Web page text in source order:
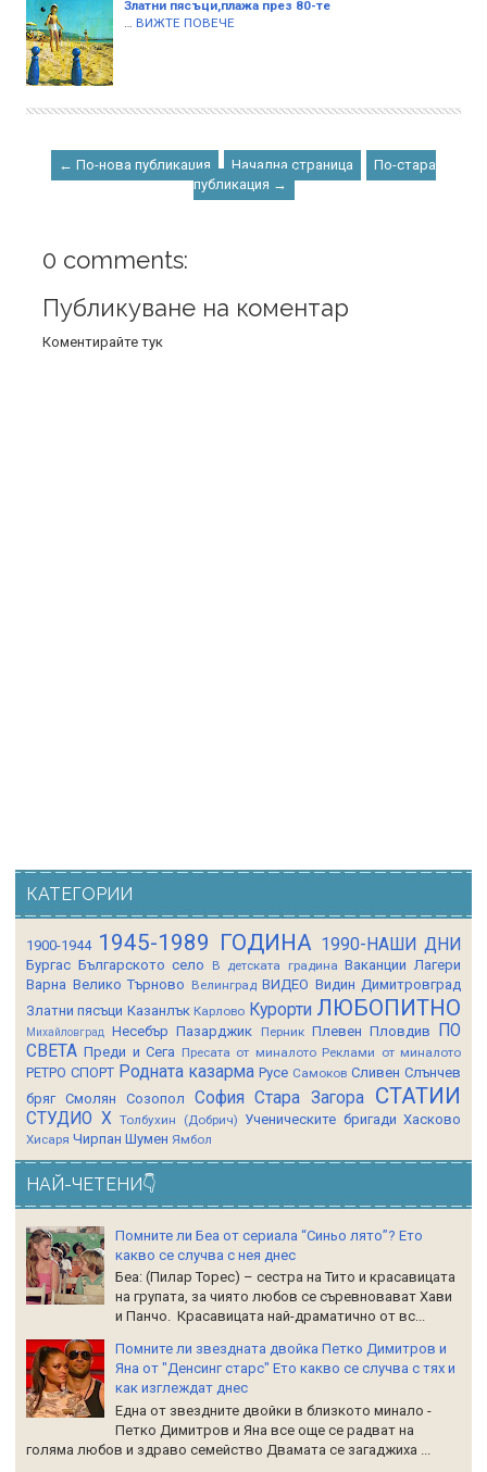
Златни пясъци,плажа през 80-те
ВИЖТЕ ПОВЕЧЕ
← По-нова публикация Начална страница
По-стара
публикация →
0 comments:
Публикуване на коментар
Коментирайте тук
КАТЕГОРИИ
1900-1944 1945-1989 ГОДИНА 1990-НАШИ ДНИ
Бургас Българското село В детската градина Ваканции Лагери
Варна Велико Търново Велинград ВИДЕО Видин Димитровград
Златни пясъци Казанлък Карлово Курорти ЛЮБОПИТНО
Михайловград Несебър Пазарджик Перник Плевен Пловдив
ПО
СВЕТА Преди и Сега Пресата от миналото Реклами от миналото
РЕТРО СПОРТ Родната казарма Русе Самоков Сливен Слънчев
бряг Смолян Созопол София Стара Загора СТАТИИ
СТУДИО Х Толбухин (Добрич) Ученическите бригади Хасково
Хисаря Чирпан Шумен Ямбол
НАЙ-ЧЕТЕНИ👇
Помните ли Беа от сериала “Синьо лято”? Ето
какво се случва с нея днес
Беа: (Пилар Торес) – сестра на Тито и красавицата
на групата, за чиято любов се съревновават Хави
и Панчо. Красавицата най-драматично от вс...
Помните ли звездната двойка Петко Димитров и
Яна от "Денсинг старс" Ето какво се случва с тях и
как изглеждат днес
Една от звездните двойки в близкото минало -
Петко Димитров и Яна все още се радват на
голяма любов и здраво семейство Двамата се загаджиха ...